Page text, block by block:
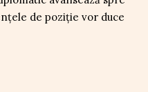
de poziție vor duce